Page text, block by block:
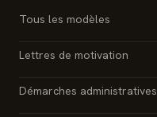
Tous les modèles
Lettres de motivation
Démarches administratives